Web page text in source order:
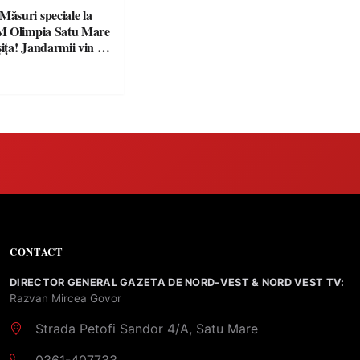
speciale la
Olimpia Satu Mare
Jandarmii vin cu
CONTACT
DIRECTOR GENERAL GAZETA DE NORD-VEST & NORD VEST TV:
Razvan Mircea Govor
Strada Petofi Sandor 4/A, Satu Mare